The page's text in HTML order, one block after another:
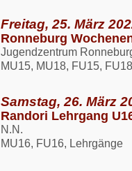
Freitag, 25. März
Ronneburg
Jugendzentrum
MU15, MU18, FU15,
Samstag, 26. März
Randori Lehrgang
N.N.
MU16, FU16, Lehrgänge